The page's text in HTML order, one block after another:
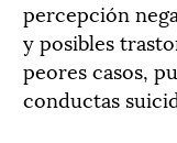
percepción
y posibles
peores casos,
conductas